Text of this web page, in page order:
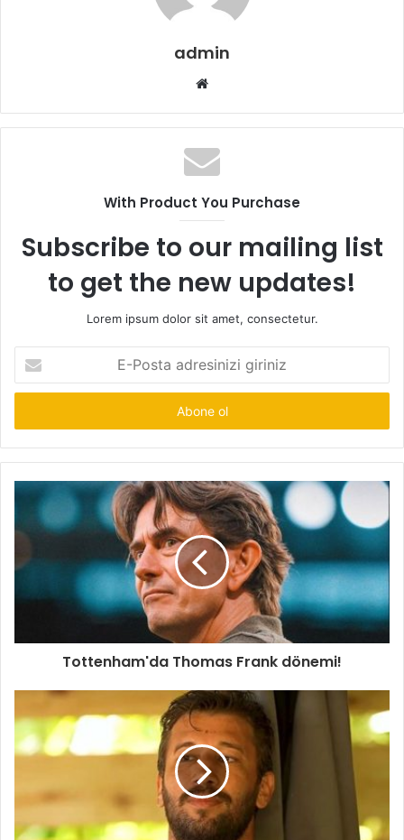
admin
Web
With Product You Purchase
Subscribe to our mailing list
to get the new updates!
Lorem ipsum dolor sit amet, consectetur.
Posta
adresinizi
Tottenham'da Thomas Frank dönemi!